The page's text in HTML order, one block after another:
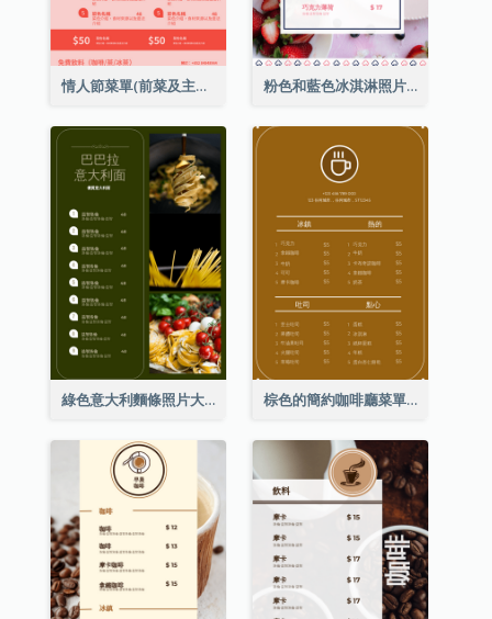
情人節菜單(前菜及主菜) 粉色和藍色冰淇淋照片甜點菜單
綠色意大利麵條照片大餐廳菜單 棕色的簡約咖啡廳菜單